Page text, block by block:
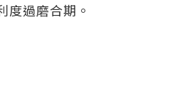
度過磨合期。